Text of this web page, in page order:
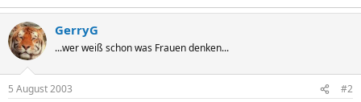
GerryG
...wer weiß schon was Frauen denken...
5 August 2003 #2